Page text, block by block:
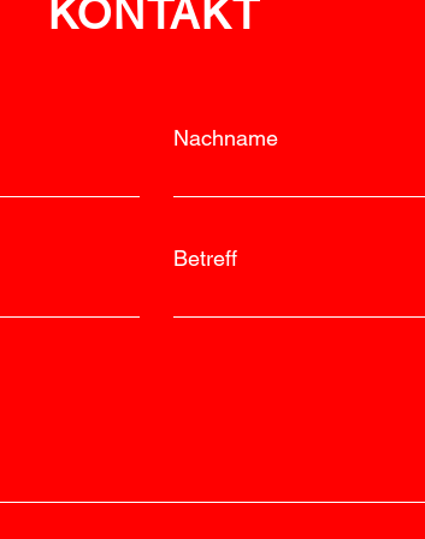
KONTAKT
Nachname
Betreff